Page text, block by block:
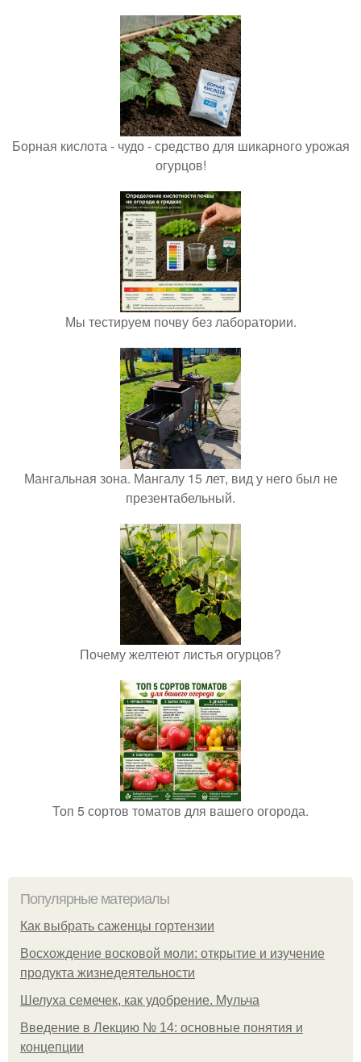
Борная кислота - чудо - средство для шикарного урожая
огурцов!
Мы тестируем почву без лаборатории.
Мангальная зона. Мангалу 15 лет, вид у него был не
презентабельный.
Почему желтеют листья огурцов?
Топ 5 сортов томатов для вашего огорода.
Популярные материалы
Как выбрать саженцы гортензии
Восхождение восковой моли: открытие и изучение
продукта жизнедеятельности
Шелуха семечек, как удобрение. Мульча
Введение в Лекцию № 14: основные понятия и
концепции